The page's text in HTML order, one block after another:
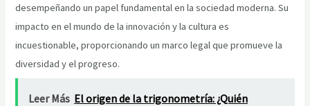
desempeñando un papel fundamental en la sociedad moderna. Su
impacto en el mundo de la innovación y la cultura es
incuestionable, proporcionando un marco legal que promueve la
diversidad y el progreso.
Leer Más El origen de la trigonometría: ¿Quién